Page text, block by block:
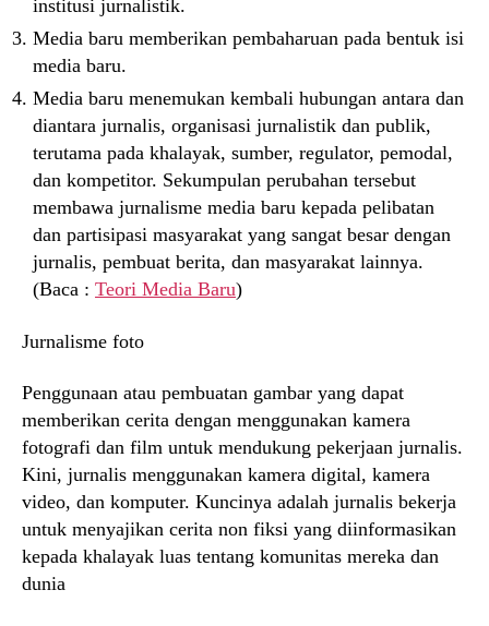
institusi jurnalistik.
Media baru memberikan pembaharuan pada bentuk isi
media baru.
Media baru menemukan kembali hubungan antara dan
diantara jurnalis, organisasi jurnalistik dan publik,
terutama pada khalayak, sumber, regulator, pemodal,
dan kompetitor. Sekumpulan perubahan tersebut
membawa jurnalisme media baru kepada pelibatan
dan partisipasi masyarakat yang sangat besar dengan
jurnalis, pembuat berita, dan masyarakat lainnya.
(Baca : Teori Media Baru)
Jurnalisme foto
Penggunaan atau pembuatan gambar yang dapat
memberikan cerita dengan menggunakan kamera
fotografi dan film untuk mendukung pekerjaan jurnalis.
Kini, jurnalis menggunakan kamera digital, kamera
video, dan komputer. Kuncinya adalah jurnalis bekerja
untuk menyajikan cerita non fiksi yang diinformasikan
kepada khalayak luas tentang komunitas mereka dan
dunia